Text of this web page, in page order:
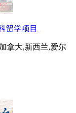
留学项目
拿大,新西兰,爱尔